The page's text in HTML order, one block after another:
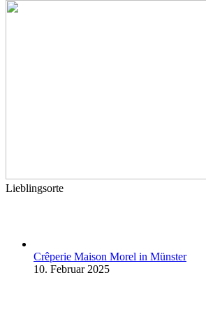
Lieblingsorte
Crêperie Maison Morel in Münster
10. Februar 2025